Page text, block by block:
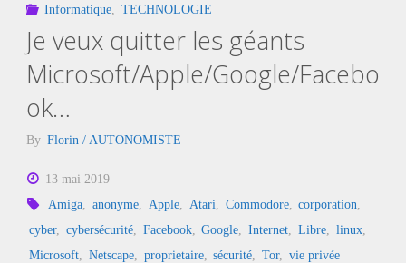
Informatique TECHNOLOGIE
Je veux quitter les géants
Microsoft/Apple/Google/Facebo
ok…
By Florin / AUTONOMISTE
13 mai 2019
Amiga, anonyme, Apple, Atari, Commodore, corporation,
cyber, cybersécurité, Facebook, Google, Internet, Libre, linux,
Microsoft, Netscape, proprietaire, sécurité, Tor, vie privée